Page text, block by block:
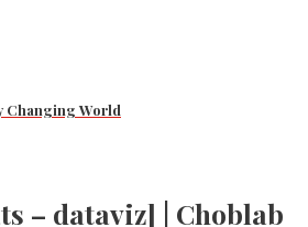
Changing World
– dataviz] | Choblab